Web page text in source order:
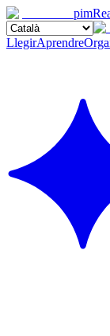
LlegirAprendre